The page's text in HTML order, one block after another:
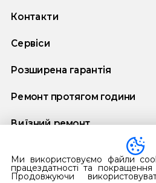
Контакти
Сервіси
Розширена гарантія
Ремонт протягом години
Виїзний ремонт
Договір додаткової гарантії
Ми використовуємо файли
працездатності та покращення
Продовжуючи